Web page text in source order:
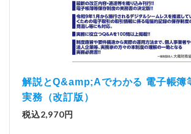
解説とQ&amp;Aでわかる 電子帳簿
実務（改訂版）
税込2,970円